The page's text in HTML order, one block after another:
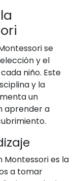
se
y el
niño. Este
y la
un
aprender a
Montessori es la
a tomar